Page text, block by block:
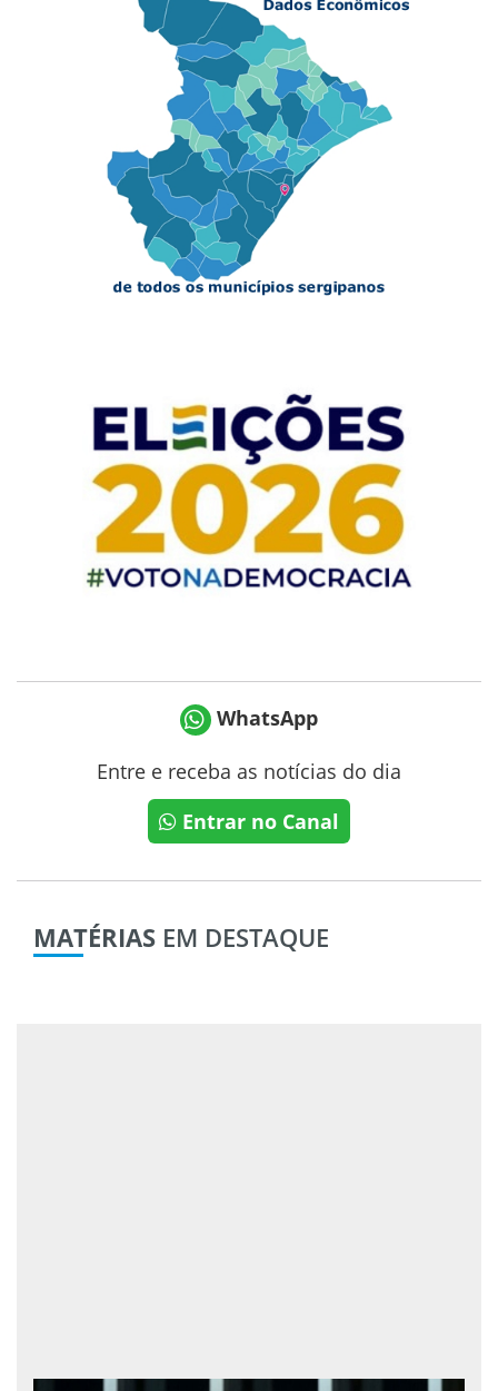
WhatsApp
Entre e receba as notícias do dia
Entrar no Canal
MATÉRIAS EM DESTAQUE